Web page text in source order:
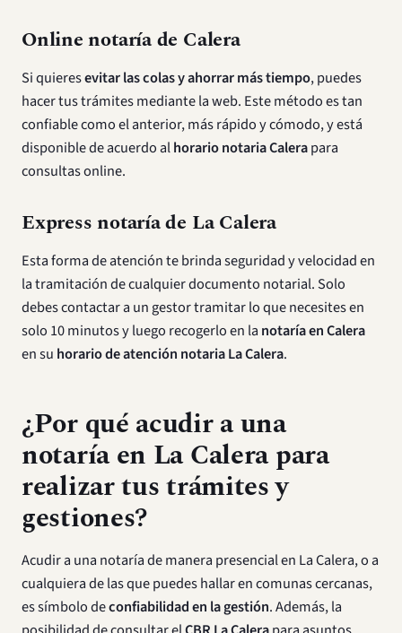
Online notaría de Calera
Si quieresevitar las colas y ahorrar más tiempo, puedes
hacer tus trámites mediante la web. Este método es tan
confiable como el anterior, más rápido y cómodo, y está
disponible de acuerdo alhorario notaria Calerapara
consultas online.
Express notaría de La Calera
Esta forma de atención te brinda seguridad y velocidad en
la tramitación de cualquier documento notarial. Solo
debes contactar a un gestor tramitar lo que necesites en
solo 10 minutos y luego recogerlo en la notaría en Calera
en su horario de atención notaria La Calera.
¿Por qué acudir a una
notaría en La Calerapara
realizar tus trámites y
gestiones?
Acudir a una notaría de manera presencial en La Calera, o a
cualquiera de las que puedes hallar en comunas cercanas,
es símbolo deconfiabilidad en la gestión. Además, la